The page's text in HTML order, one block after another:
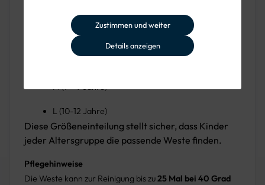
Zustimmen und weiter
Details anzeigen
Leuchtgelb (Y)undLeuchtorange (O)
die Größen auf spezifische Altersgruppen abgestimmt:
M (7 - 9 Jahre)
L (10-12 Jahre)
Diese Größeneinteilung stellt sicher, dass Kinder
jeder Altersgruppe die passende Weste finden.
Pflegehinweise
Die Weste kann zur Reinigung bis zu25 Mal bei 40 Grad